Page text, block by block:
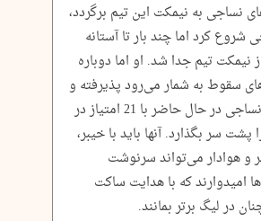
نساجی به نیمکت این تیم برگردد،
کرد اما چند بار تا آستانه
تیم جدا شد. او اما دوباره
سقوط به شمار می‌رود پذیرفته و
باید یک ماموریت غیرممکن را با موفقیت انجام دهد. نساجی در حال حاضر با 21 امتیاز در
سر بگذارد. آنها باید با خیبر،
و هوادار می‌تواند سرنوشت
امیدوارند که با هدایت ساکت
در لیگ برتر بمانند.